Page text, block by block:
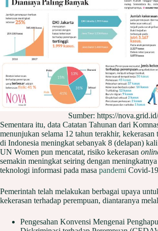
Sumber: https://nova.grid.id/
Sementara itu, data Catatan Tahunan dari
menunjukan selama 12 tahun terakhir, kekerasan
di Indonesia meningkat sebanyak 8 (delapan)
UN Women pun mencatat, risiko kekerasan
semakin meningkat seiring dengan
teknologi informasi pada masa pandemi Covid-
Pemerintah telah melakukan berbagai upaya
kekerasan terhadap perempuan, diantaranya
Pengesahan Konvensi Mengenai